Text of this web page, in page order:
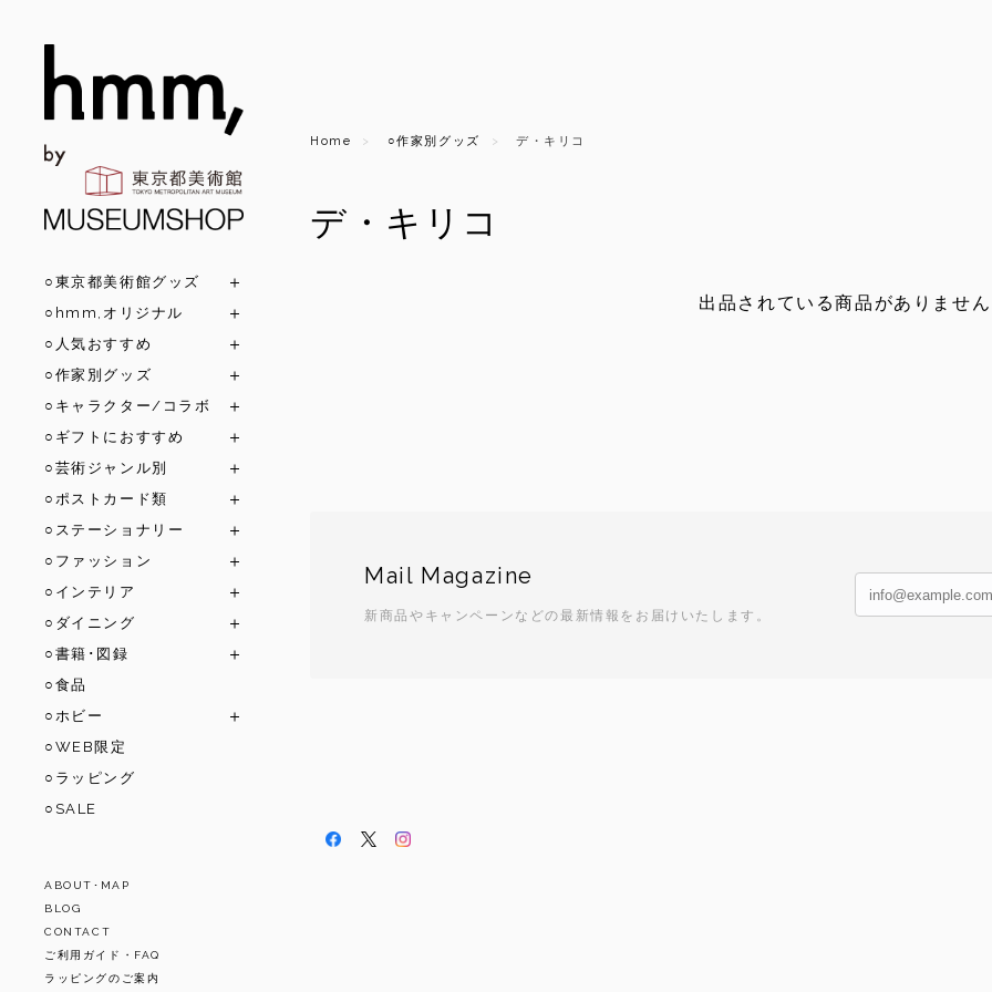
○東京都美術館グッズ
○hmm,オリジナル
○人気おすすめ
○作家別グッズ
○キャラクター/コラボ
○ギフトにおすすめ
○芸術ジャンル別
○ポストカード類
○ステーショナリー
○ファッション
○インテリア
○ダイニング
○書籍･図録
○食品
○ホビー
○WEB限定
○ラッピング
○SALE
ABOUT･MAP
BLOG
CONTACT
ご利用ガイド・FAQ
ラッピングのご案内
Home ○作家別グッズ デ・キリコ
デ・キリコ
出品されている商品がありませ
Mail Magazine
新商品やキャンペーンなどの最新情報をお届けいたします。